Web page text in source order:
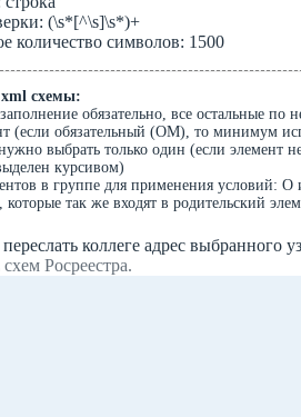
(\s*[^\s]\s*)+
количество символов: 1500
xml схемы:
обязательно, все остальные по
(если обязательный (ОМ), то минимум
выбрать только один (если элемент
курсивом)
в группе для применения условий:
которые так же входят в родительский
коллеге адрес выбранного
Росреестра.